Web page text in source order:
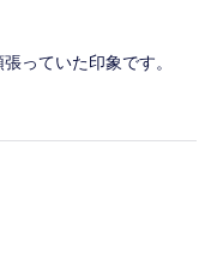
っていた印象です。